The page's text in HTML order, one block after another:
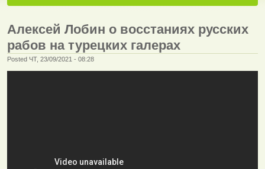
Алексей Лобин о восстаниях русских
рабов на турецких галерах
Posted ЧТ, 23/09/2021 - 08:28